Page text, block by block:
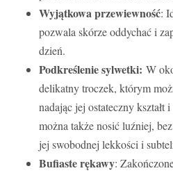
Wyjątkowa przewiewność:
pozwala skórze oddychać i
dzień.
Podkreślenie sylwetki: W
delikatny troczek, którym
nadając jej ostateczny
można także nosić luźniej,
jej swobodnej lekkości i
Bufiaste rękawy: